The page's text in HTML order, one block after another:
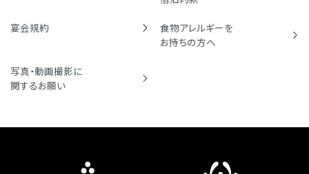
宴会規約
食物アレルギーを
お持ちの方へ
写真・動画撮影に
関するお願い